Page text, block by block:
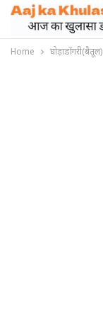
Home घोड़ाडोंगरी(बैतूल)